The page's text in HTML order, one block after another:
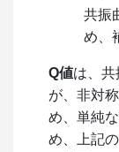
共振
め、
Q値は、
が、非対
め、単純
め、上記